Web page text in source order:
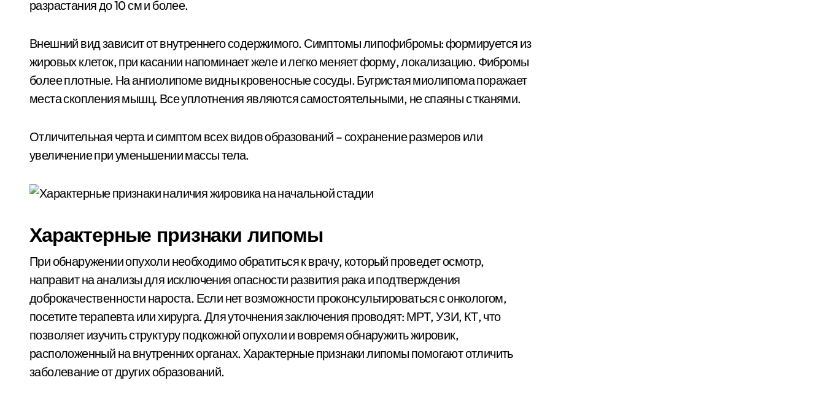
разрастания до 10 см и более.
Внешний вид зависит от внутреннего содержимого. Симптомы липофибромы: формируется из
жировых клеток, при касании напоминает желе и легко меняет форму, локализацию. Фибромы
более плотные. На ангиолипоме видны кровеносные сосуды. Бугристая миолипома поражает
места скопления мышц. Все уплотнения являются самостоятельными, не спаяны с тканями.
Отличительная черта и симптом всех видов образований – сохранение размеров или
увеличение при уменьшении массы тела.
Характерные признаки липомы
При обнаружении опухоли необходимо обратиться к врачу, который проведет осмотр,
направит на анализы для исключения опасности развития рака и подтверждения
доброкачественности нароста. Если нет возможности проконсультироваться с онкологом,
посетите терапевта или хирурга. Для уточнения заключения проводят: МРТ, УЗИ, КТ, что
позволяет изучить структуру подкожной опухоли и вовремя обнаружить жировик,
расположенный на внутренних органах. Характерные признаки липомы помогают отличить
заболевание от других образований.